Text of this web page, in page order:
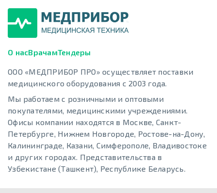
О насВрачамТендеры
ООО «МЕДПРИБОР ПРО» осуществляет поставки
медицинского оборудования с 2003 года.
Мы работаем с розничными и оптовыми
покупателями, медицинскими учреждениями.
Офисы компании находятся в Москве, Санкт-
Петербурге, Нижнем Новгороде, Ростове-на-Дону,
Калининграде, Казани, Симферополе, Владивостоке
и других городах. Представительства в
Узбекистане (Ташкент), Республике Беларусь.